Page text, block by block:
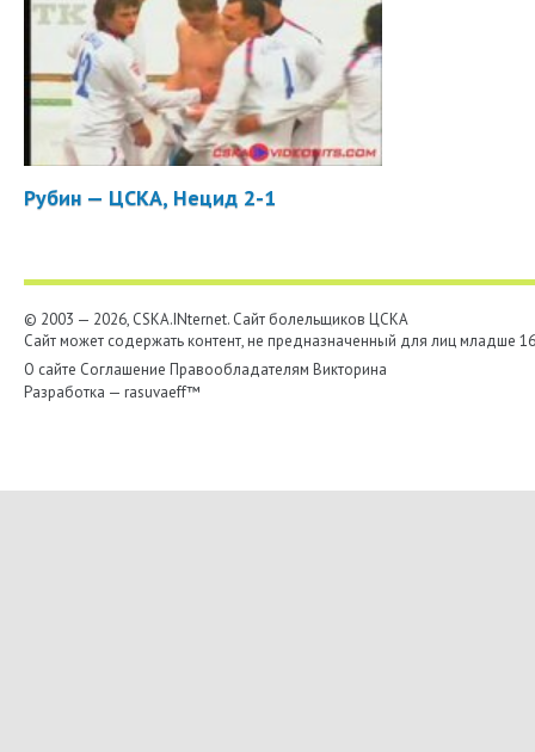
Рубин — ЦСКА, Нецид 2-1
© 2003 — 2026, CSKA.INternet. Cайт болельщиков ЦСКА
Сайт может содержать контент, не предназначенный для лиц младше
О сайте Соглашение Правообладателям Викторина
Разработка — rasuvaeff™